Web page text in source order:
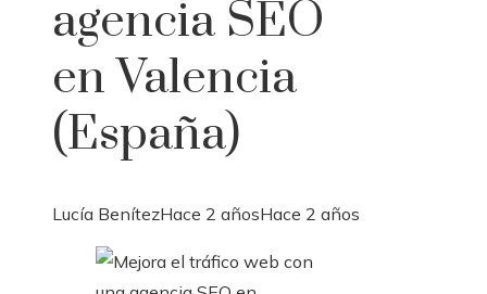
agencia SEO
en Valencia
(España)
Lucía BenítezHace 2 añosHace 2 años